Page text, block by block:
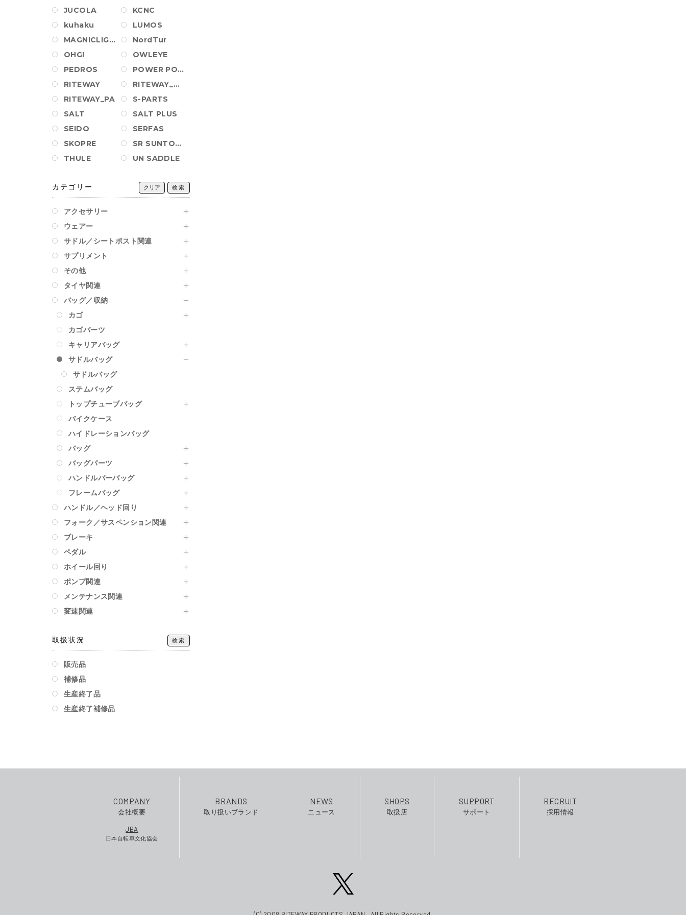
JUCOLA
KCNC
kuhaku
LUMOS
MAGNICLIGHT
NordTur
OHGI
OWLEYE
PEDROS
POWER POSITION BALL
RITEWAY
RITEWAY_AM_PA
RITEWAY_PA
S-PARTS
SALT
SALT PLUS
SEIDO
SERFAS
SKOPRE
SR SUNTOUR
THULE
UN SADDLE
カテゴリー クリア 検索
アクセサリー
ウェアー
サドル／シートポスト関連
サプリメント
その他
タイヤ関連
バッグ／収納
カゴ
カゴパーツ
キャリアバッグ
サドルバッグ
サドルバッグ
ステムバッグ
トップチューブバッグ
バイクケース
ハイドレーションバッグ
バッグ
バッグパーツ
ハンドルバーバッグ
フレームバッグ
ハンドル／ヘッド回り
フォーク／サスペンション関連
ブレーキ
ペダル
ホイール回り
ポンプ関連
メンテナンス関連
変速関連
取扱状況 検索
販売品
補修品
生産終了品
生産終了補修品
COMPANY
会社概要
JBA
日本自転車文化協会
BRANDS
取り扱いブランド
NEWS
ニュース
SHOPS
取扱店
SUPPORT
サポート
RECRUIT
採用情報